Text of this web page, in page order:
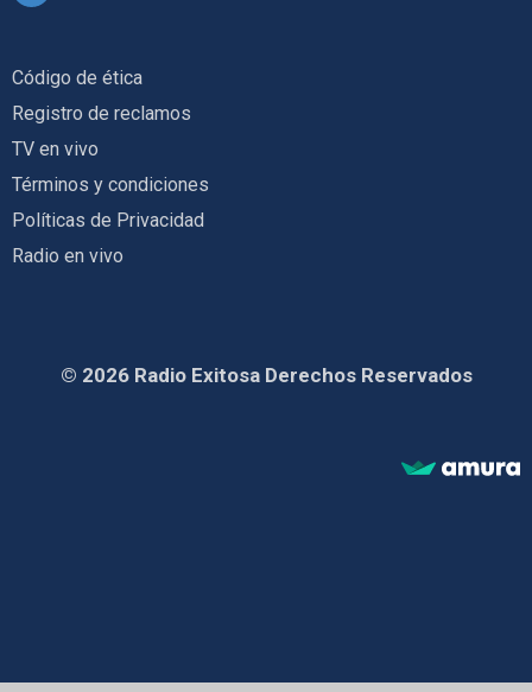
Código de ética
Registro de reclamos
TV en vivo
Términos y condiciones
Políticas de Privacidad
Radio en vivo
© 2026 Radio Exitosa Derechos Reservados